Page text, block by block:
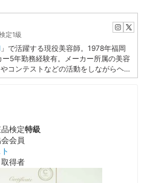
定1級
」で活躍する現役美容師。1978年福岡
5年勤務経験有。メーカー所属の美容
コンテストなどの活動をしながらヘア
の資格を取得。美容ライターとしての
検定特級
会員
得者